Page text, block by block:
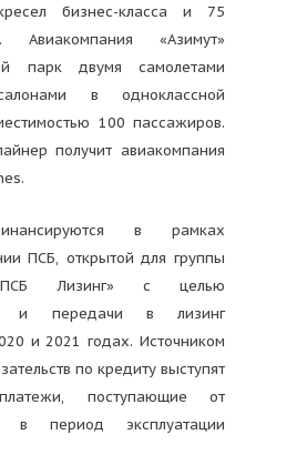
бизнес-класса и 75
Авиакомпания «Азимут»
парк двумя самолетами
в одноклассной
100 пассажиров.
получит авиакомпания
в рамках
ПСБ, открытой для группы
Лизинг» с целью
и передачи в лизинг
и 2021 годах. Источником
по кредиту выступят
поступающие от
в период эксплуатации